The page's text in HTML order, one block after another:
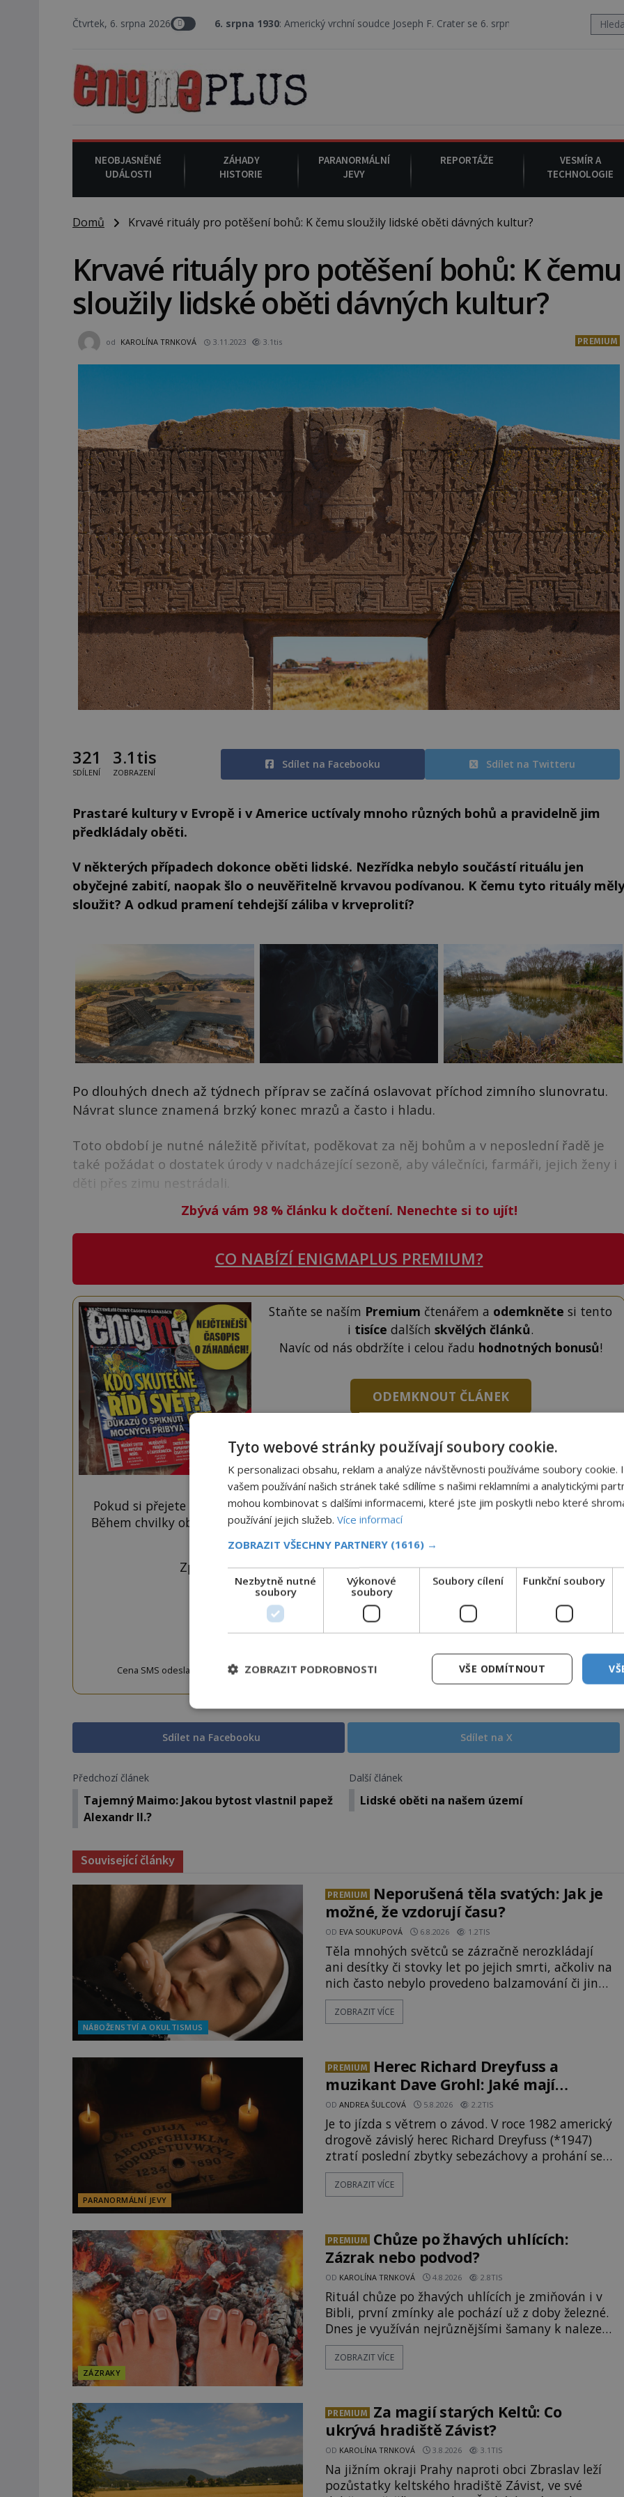
Čtvrtek, 6. srpna 2026
6. srpna 1930 : Americký vrchní soudce Joseph F. Crater se 6. srpna 1930 navečeří ve své oblíbené
NEOBJASNĚNÉ
UDÁLOSTI
ZÁHADY
HISTORIE
PARANORMÁLNÍ
JEVY
REPORTÁŽE
VESMÍR A
TECHNOLOGIE
Domů Krvavé rituály pro potěšení bohů: K čemu sloužily lidské oběti dávných kultur?
Krvavé rituály pro potěšení bohů: K čemu
sloužily lidské oběti dávných kultur?
od KAROLÍNA TRNKOVÁ 3.11.2023 3.1tis PREMIUM
321
SDÍLENÍ
3.1tis
ZOBRAZENÍ
Sdílet na Facebooku Sdílet na Twitteru
Prastaré kultury v Evropě i v Americe uctívaly mnoho různých bohů a pravidelně jim
předkládaly oběti.
V některých případech dokonce oběti lidské. Nezřídka nebylo součástí rituálu jen
obyčejné zabití, naopak šlo o neuvěřitelně krvavou podívanou. K čemu tyto rituály měly
sloužit? A odkud pramení tehdejší záliba v krveprolití?
Po dlouhých dnech až týdnech příprav se začíná oslavovat příchod zimního slunovratu.
Návrat slunce znamená brzký konec mrazů a často i hladu.
Toto období je nutné náležitě přivítat, poděkovat za něj bohům a v neposlední řadě je
také požádat o dostatek úrody v nadcházející sezoně, aby válečníci, farmáři, jejich ženy i
děti přes zimu nestrádali.
Zbývá vám 98 %článku k dočtení. Nenechte si to ujít!
CO NABÍZÍ ENIGMAPLUS PREMIUM?
Staňte se naším Premium čtenářem a odemkněte si tento
i tisíce dalšíchskvělých článků.
Navíc od nás obdržíte i celou řadu hodnotných bonusů!
ODEMKNOUT ČLÁNEK
Pokud si přejete odemknout pouze tento článek, můžete tak učinit zasláním jediné SMS.
Během chvilky obdržíte číselný kód, který opíšete do následujícího okénka a kliknutím na
tlačítko jej odemknete.
Zprávu ve tvaru "CTU CLANEK" odešlete na číslo903 33 20.
ODEMKNOUT KÓDEM
Cena SMS odeslané na číslo 9033320 je 20 Kč vč. DPH. Službu technicky zajišťuje Airtoy a.s. Infolinka: 602 777 555,
Sdílet na Facebooku Sdílet na X
Předchozí článek
Tajemný Maimo: Jakou bytost vlastnil papež
Alexandr II.?
Další článek
Lidské oběti na našem území
Související články
NÁBOŽENSTVÍ A OKULTISMUS
PREMIUM
Neporušená těla svatých: Jak je
možné, že vzdorují času?
OD EVA SOUKUPOVÁ 6.8.2026 1.2TIS
Těla mnohých světců se zázračně nerozkládají
ani desítky či stovky let po jejich smrti, ačkoliv na
nich často nebylo provedeno balzamování či jiné
pokusy o konzervaci. Neporušené ostatky bývají
považovány za důkaz svatosti zemřelých. Jaké
Milosrdných
ZOBRAZIT VÍCE
PARANORMÁLNÍ JEVY
PREMIUM
Herec Richard Dreyfuss a
muzikant Dave Grohl: Jaké mají
paranormální zážitky?
ODANDREA ŠULCOVÁ 5.8.2026 2.2TIS
Je to jízda s větrem o závod. V roce 1982 americký
drogově závislý herec Richard Dreyfuss (*1947)
ztratí poslední zbytky sebezáchovy a prohání se
po silnicích ve svém mercedesu jako utržený ze
řetězu. Vše vyvrcholí katastrofou, když to
Tímto momentem se slavnému
ZOBRAZIT VÍCE
ZÁZRAKY
PREMIUM
Chůze po žhavých uhlících:
Zázrak nebo podvod?
OD KAROLÍNA TRNKOVÁ 4.8.2026 2.8TIS
Rituál chůze po žhavých uhlících je zmiňován i v
Bibli, první zmínky ale pochází už z doby železné.
Dnes je využíván nejrůznějšími šamany k nalezení
spirituální síly či vnitřního klidu. Jak funguje a
proč si při něm člověk nepopálí nohy, což bylo
ZOBRAZIT VÍCE
PREMIUM
Za magií starých Keltů: Co
ukrývá hradiště Závist?
OD KAROLÍNA TRNKOVÁ 3.8.2026 3.1TIS
Na jižním okraji Prahy naproti obci Zbraslav leží
pozůstatky keltského hradiště Závist, ve své
Tyto webové stránky používají soubory cookie.
K personalizaci obsahu, reklam a analýze návštěvnosti používáme soubory cookie.
vašem používání našich stránek také sdílíme s našimi reklamními a analytickými
mohou kombinovat s dalšími informacemi, které jste jim poskytli nebo které
používání jejich služeb. Více informací
ZOBRAZIT VŠECHNY PARTNERY (1616) →
Nezbytně nutné
soubory
Výkonové
soubory
Soubory cílení Funkční soubory
VŠE ODMÍTNOUT
ZOBRAZIT PODROBNOSTI